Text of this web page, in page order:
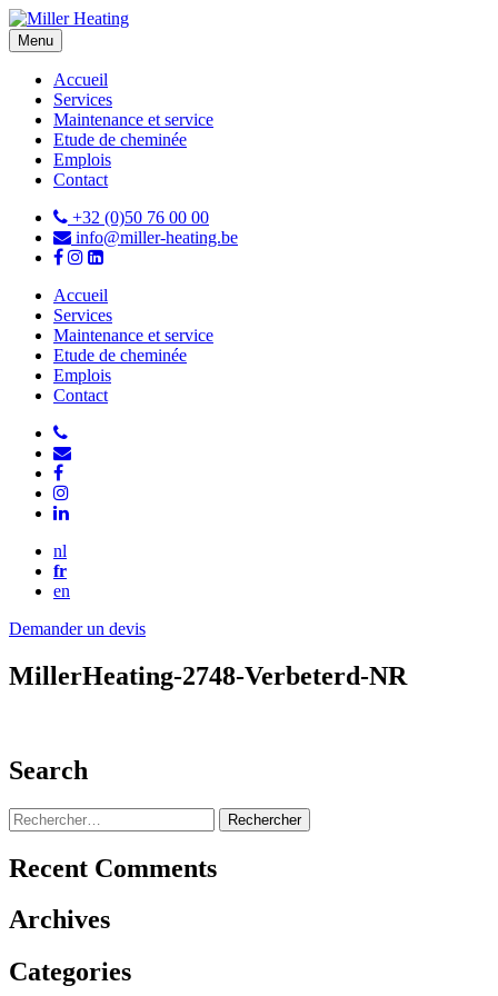
Menu
Accueil
Services
Maintenance et service
Etude de cheminée
Emplois
Contact
+32 (0)50 76 00 00
info@miller-heating.be
Accueil
Services
Maintenance et service
Etude de cheminée
Emplois
Contact
nl
fr
en
Demander un devis
MillerHeating-2748-Verbeterd-NR
Search
Rechercher :
Recent Comments
Archives
Categories